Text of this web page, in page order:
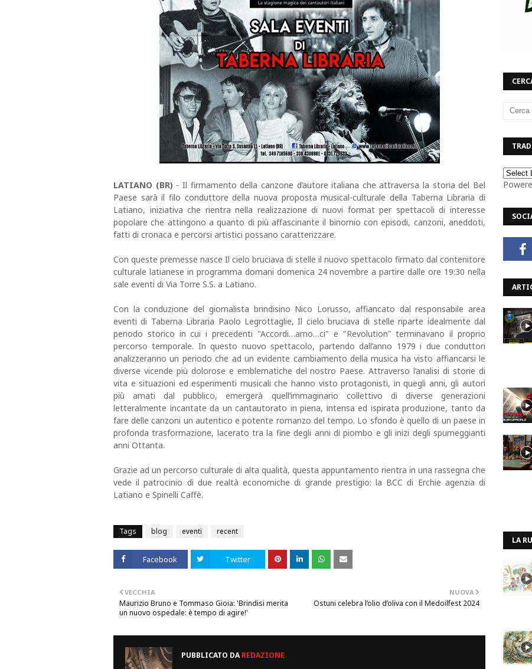
LATIANO (BR) - Il firmamento della canzone d’autore italiana che attraversa la storia del Bel
Paese sarà il filo conduttore della nuova proposta musical-culturale della Taberna Libraria di
Latiano, iniziativa che rientra nella realizzazione di nuovi format per spettacoli di interesse
popolare che attingono a quanto di più affascinante il binomio con episodi, canzoni, aneddoti,
fatti di cronaca e percorsi artistici possano caratterizzare.
Con queste premesse nasce Il cielo bruciava di stelle il nuovo spettacolo firmato dal contenitore
culturale latianese in programma domani domenica 24 novembre a partire dalle ore 19:30 nella
sale eventi di Via Torre S.S. a Latiano.
Con la conduzione del giornalista brindisino Nico Lorusso, affiancato dal responsabile area
eventi di Taberna Libraria Paolo Legrottaglie, Il cielo bruciava di stelle riparte idealmente dal
periodo storico in cui i precedenti "Accordi…amo…ci" e "Revolution" terminavano il proprio
percorso temporale. In questo nuovo spettacolo, partendo dall’anno 1979 i due conduttori
analizzeranno un periodo che ad un evidente cambiamento della musica ha visto affiancarsi le
diverse vicende più dolorose e emblematiche del nostro Paese. Attraverso l’analisi di storie di
vita e situazioni ed esperimenti musicali che hanno visto protagonisti, in quegli anni, gli autori
più amati dal pubblico, emergerà quell’immaginario collettivo di diverse generazioni
letteralmente incantate da un cantautorato in piena, intensa ed ispirata produzione, tanto da
fare delle canzoni un autentico e potente romanzo del tempo. Lo sfondo è quello di un paese in
profonda trasformazione, lacerato tra la fine degli anni di piombo e gli inizi degli spumeggianti
anni Ottanta.
Grazie ad un percorso culturale di alta qualità, questa appuntamento rientra in una rassegna che
vede il patrocinio di due realtà economiche di grande prestigio: la BCC di Erchie agenzia di
Latiano e Spinelli Caffè.
Tags blog eventi recent
Facebook Twitter
NUOVA
Ostuni celebra l’olio d’oliva con il Medoilfest 2024
VECCHIA
Maurizio Bruno e Tommaso Gioia: 'Brindisi merita
un nuovo ospedale: è tempo di agire!'
PUBBLICATO DAREDAZIONE
LA